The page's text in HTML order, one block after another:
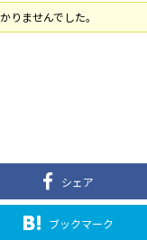
りませんでした。
シェア
ブックマーク